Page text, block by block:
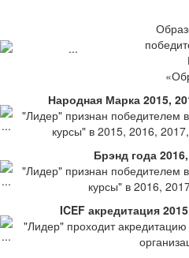
Народная Марка 2015,
"Лидер" признан победителем
курсы" в 2015, 2016,
Брэнд года
"Лидер" признан победителем
курсы" в 2016,
ICEF акредитация
"Лидер" проходит